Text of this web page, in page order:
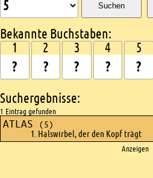
Suchen
Bekannte Buchstaben:
1 2 3 4 5
Suchergebnisse:
1 Eintrag gefunden
ATLAS (5)
1. Halswirbel, der den Kopf trägt
Anzeigen